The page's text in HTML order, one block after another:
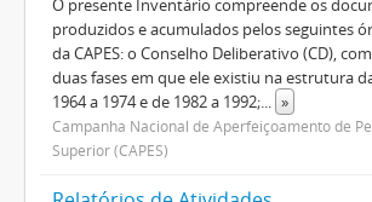
O presente Inventário compreende os
produzidos e acumulados pelos seguintes
da CAPES: o Conselho Deliberativo (CD),
duas fases em que ele existiu na estrutura
1964 a 1974 e de 1982 a 1992;... »
Campanha Nacional de Aperfeiçoamento de
Superior (CAPES)